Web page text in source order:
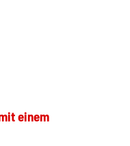
einem